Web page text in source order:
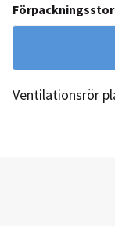
Ventilationsrör